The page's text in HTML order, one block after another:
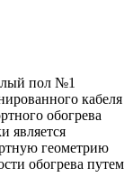
пол №1
кабеля
обогрева
является
геометрию
обогрева путем